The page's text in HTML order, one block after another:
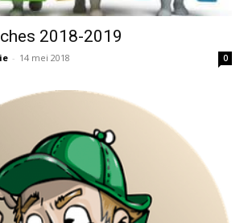
2018-2019
- 14 mei 2018 0